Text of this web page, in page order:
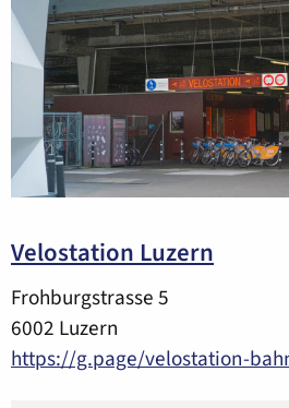
Velostation Luzern
Frohburgstrasse 5
6002 Luzern
https://g.page/velostation-